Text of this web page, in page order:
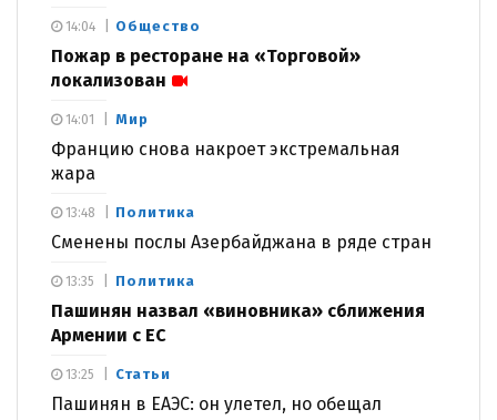
Общество
Пожар в ресторане на «Торговой»
локализован
14:04
Мир
Францию снова накроет экстремальная
жара
14:01
Политика
Сменены послы Азербайджана в ряде стран
13:48
Политика
Пашинян назвал «виновника» сближения
Армении с ЕС
13:35
Статьи
Пашинян в ЕАЭС: он улетел, но обещал
13:25